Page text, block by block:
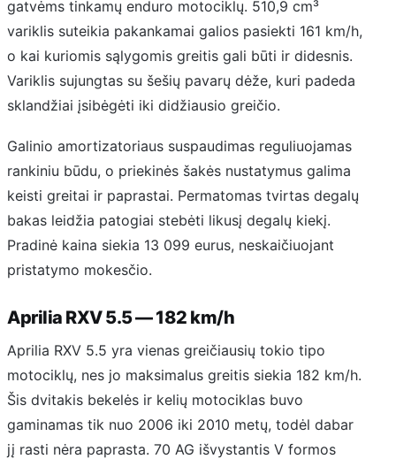
gatvėms tinkamų enduro motociklų. 510,9 cm³
variklis suteikia pakankamai galios pasiekti 161 km/h,
o kai kuriomis sąlygomis greitis gali būti ir didesnis.
Variklis sujungtas su šešių pavarų dėže, kuri padeda
sklandžiai įsibėgėti iki didžiausio greičio.
Galinio amortizatoriaus suspaudimas reguliuojamas
rankiniu būdu, o priekinės šakės nustatymus galima
keisti greitai ir paprastai. Permatomas tvirtas degalų
bakas leidžia patogiai stebėti likusį degalų kiekį.
Pradinė kaina siekia 13 099 eurus, neskaičiuojant
pristatymo mokesčio.
Aprilia RXV 5.5 — 182 km/h
Aprilia RXV 5.5 yra vienas greičiausių tokio tipo
motociklų, nes jo maksimalus greitis siekia 182 km/h.
Šis dvitakis bekelės ir kelių motociklas buvo
gaminamas tik nuo 2006 iki 2010 metų, todėl dabar
jį rasti nėra paprasta. 70 AG išvystantis V formos